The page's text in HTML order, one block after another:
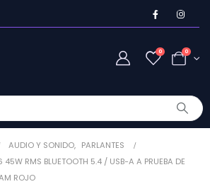
0 0
AUDIO Y SONIDO, PARLANTES
45W RMS BLUETOOTH 5.4 / USB-A A PRUEBA DE
ROJO